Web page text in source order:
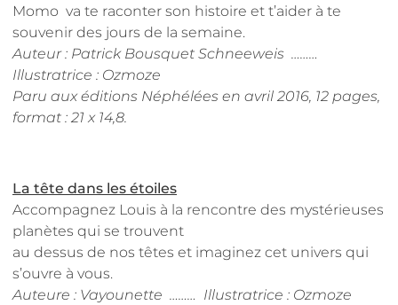
Momo va te raconter son histoire et t’aider à te
souvenir des jours de la semaine.
Auteur : Patrick Bousquet Schneeweis ………
Illustratrice : Ozmoze
Paru aux éditions Néphélées en avril 2016, 12 pages,
format : 21 x 14,8.
La tête dans les étoiles
Accompagnez Louis à la rencontre des mystérieuses
planètes qui se trouvent
au dessus de nos têtes et imaginez cet univers qui
s’ouvre à vous.
Auteure : Vayounette ……… Illustratrice : Ozmoze